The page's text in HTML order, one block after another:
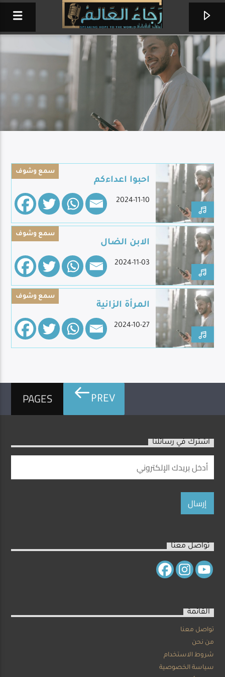
الكلمة اليوم
إذاعة حول العالم
Live Broadcast
سمع وشوف
احبوا اعداءكم
2024-11-10
سمع وشوف
الابن الضال
2024-11-03
سمع وشوف
المرأة الزانية
2024-10-27
PAGES PREV
اشترك في رسائلنا
تواصل معنا
القائمة
تواصل معنا
من نحن
شروط الاستخدام
سياسة الخصوصية